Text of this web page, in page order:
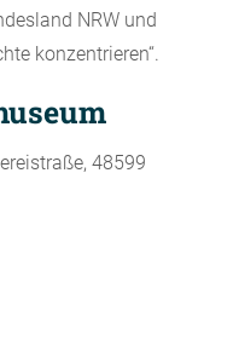
NRW und
konzentrieren“.
48599